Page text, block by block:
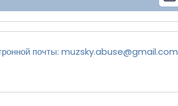
почты: muzsky.abuse@gmail.com